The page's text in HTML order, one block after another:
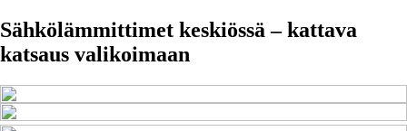
Sähkölämmittimet keskiössä – kattava
katsaus valikoimaan